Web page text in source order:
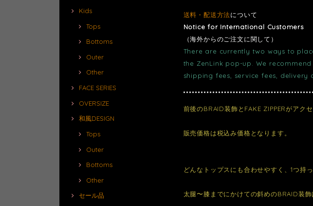
Kids
Tops
Bottoms
Outer
Other
FACE SERIES
OVERSIZE
和風DESIGN
Tops
Outer
Bottoms
Other
セール品
送料・配送方法について
Notice for International Customers
（海外からのご注文に関して）
There are currently two ways to
the ZenLink pop-up. We
shipping fees, service fees,
前後のBRAID装飾とFAKE ZIPPERがアク
販売価格は税込み価格となります。
どんなトップスにも合わせやすく、1つ持
太腿〜膝までにかけての斜めのBRAID装